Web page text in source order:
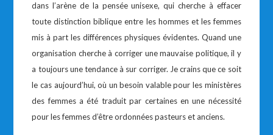
dans l’arène de la pensée unisexe, qui cherche à effacer
toute distinction biblique entre les hommes et les femmes
mis à part les différences physiques évidentes. Quand une
organisation cherche à corriger une mauvaise politique, il y
a toujours une tendance à sur corriger. Je crains que ce soit
le cas aujourd’hui, où un besoin valable pour les ministères
des femmes a été traduit par certaines en une nécessité
pour les femmes d’être ordonnées pasteurs et anciens.